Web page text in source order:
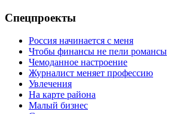
Спецпроекты
Россия начинается с меня
Чтобы финансы не пели романсы
Чемоданное настроение
Журналист меняет профессию
Увлечения
На карте района
Малый бизнес